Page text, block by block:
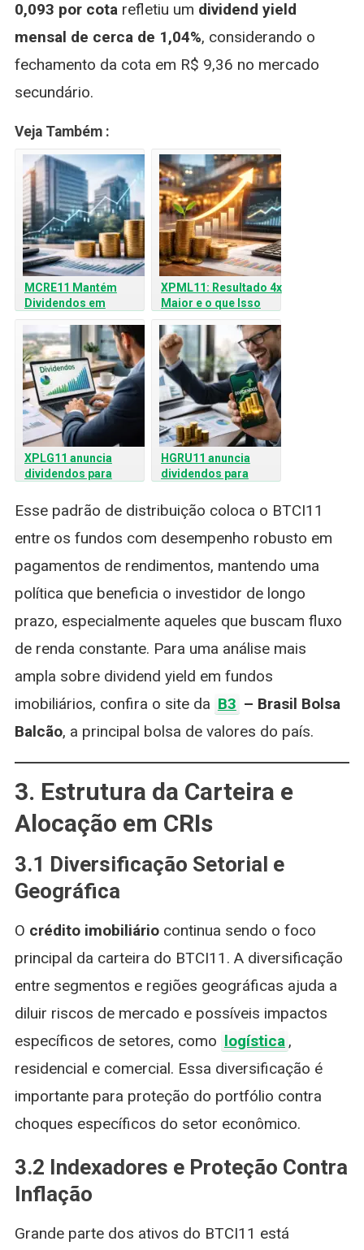
0,093 por cotarefletiu um dividend yield
mensal de cerca de 1,04%, considerando o
fechamento da cota em R$ 9,36 no mercado
secundário.
Veja Também :
MCRE11 Mantém
Dividendos em
Fevereiro e Registra
Ganhos com Venda de
Ativos
XPML11: Resultado 4x
Maior e o que Isso
Significa
XPLG11 anuncia
dividendos para
valor e rendimento
HGRU11 anuncia
dividendos para
valor e rendimento
Esse padrão de distribuição coloca o BTCI11
entre os fundos com desempenho robusto em
pagamentos de rendimentos, mantendo uma
política que beneficia o investidor de longo
prazo, especialmente aqueles que buscam fluxo
de renda constante. Para uma análise mais
ampla sobre dividend yield em fundos
imobiliários, confira o site da B3 – Brasil Bolsa
Balcão, a principal bolsa de valores do país.
3. Estrutura da Carteira e
Alocação em CRIs
3.1 Diversificação Setorial e
Geográfica
O crédito imobiliáriocontinua sendo o foco
principal da carteira do BTCI11. A diversificação
entre segmentos e regiões geográficas ajuda a
diluir riscos de mercado e possíveis impactos
específicos de setores, como logística ,
residencial e comercial. Essa diversificação é
importante para proteção do portfólio contra
choques específicos do setor econômico.
3.2 Indexadores e Proteção Contra
Inflação
Grande parte dos ativos do BTCI11 está